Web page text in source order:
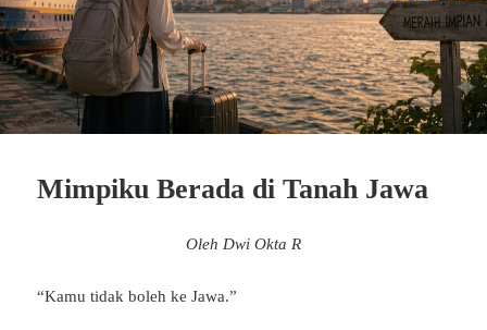
Mimpiku Berada di Tanah Jawa
Oleh Dwi Okta R
“Kamu tidak boleh ke Jawa.”